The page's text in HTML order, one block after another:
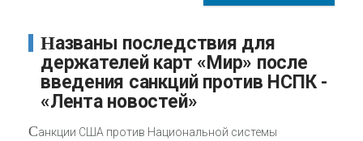
Названы последствия для
держателей карт «Мир» после
введения санкций против НСПК -
«Лента новостей»
Санкции США против Национальной системы